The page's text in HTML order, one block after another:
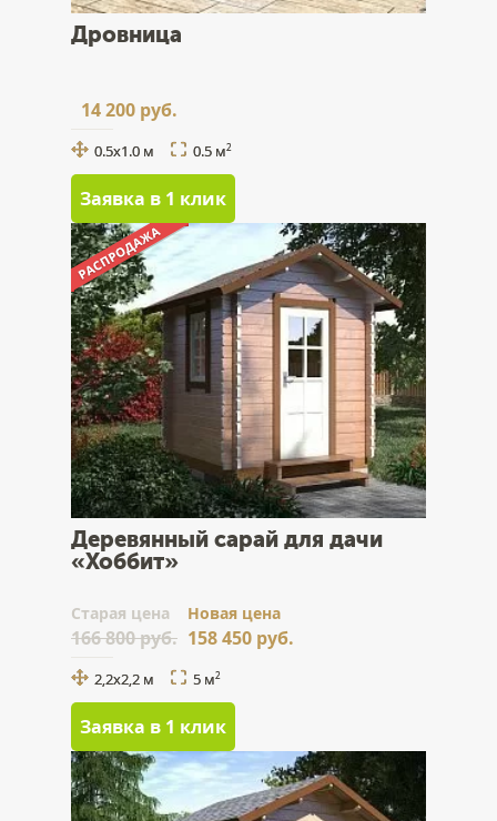
Дровница
14 200 руб.
0.5x1.0 м 0.5 м2
Заявка в 1 клик
Деревянный сарай для дачи
«Хоббит»
Cтарая цена
166 800 руб.
Новая цена
158 450 руб.
2,2х2,2 м 5 м2
Заявка в 1 клик